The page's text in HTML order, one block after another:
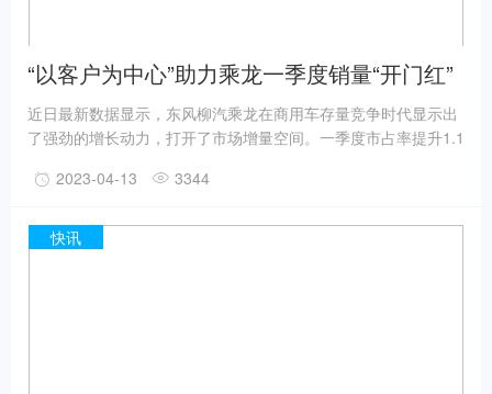
“以客户为中心”助力乘龙一季度销量“开门红”
近日最新数据显示，东风柳汽乘龙在商用车存量竞争时代显示出
了强劲的增长动力，打开了市场增量空间。一季度市占率提升1.1
10%，行业排名第二;北方终端交付同比增加110%;大马力策略取
31%;绿通房车销量同比增加39%。
2023-04-13 3344
快讯